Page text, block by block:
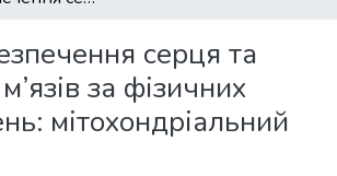
серця та
за фізичних
мітохондріальний